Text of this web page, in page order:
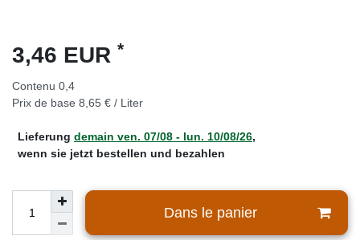
3,46 EUR *
Contenu 0,4
Prix de base 8,65 € / Liter
Lieferung demain ven. 07/08 - lun. 10/08/26,
wenn sie jetzt bestellen und bezahlen
Dans le panier